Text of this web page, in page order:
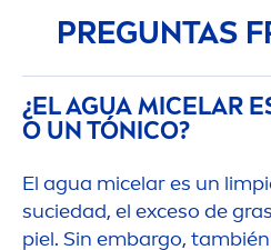
PREGUNTAS
¿EL AGUA MICELAR
O UN TÓNICO?
El agua micelar es un
suciedad, el exceso de
piel. Sin embargo,